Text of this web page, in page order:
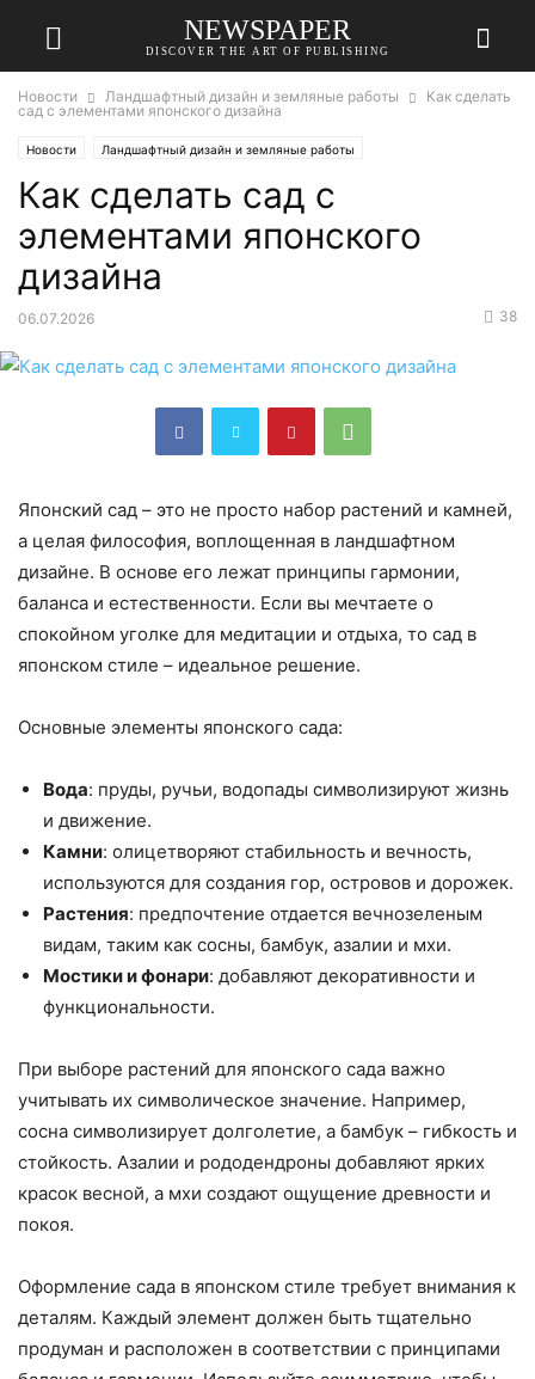
NEWSPAPER
DISCOVER THE ART OF PUBLISHING
Новости Ландшафтный дизайн и земляные работы
Как сделать
сад с элементами японского дизайна
Новости Ландшафтный дизайн и земляные работы
Как сделать сад с
элементами японского
дизайна
06.07.2026 38
Японский сад – это не просто набор растений и камней,
а целая философия, воплощенная в ландшафтном
дизайне. В основе его лежат принципы гармонии,
баланса и естественности. Если вы мечтаете о
спокойном уголке для медитации и отдыха, то сад в
японском стиле – идеальное решение.
Основные элементы японского сада:
Вода: пруды, ручьи, водопады символизируют жизнь
и движение.
Камни: олицетворяют стабильность и вечность,
используются для создания гор, островов и дорожек.
Растения: предпочтение отдается вечнозеленым
видам, таким как сосны, бамбук, азалии и мхи.
Мостики и фонари: добавляют декоративности и
функциональности.
При выборе растений для японского сада важно
учитывать их символическое значение. Например,
сосна символизирует долголетие, а бамбук – гибкость и
стойкость. Азалии и рододендроны добавляют ярких
красок весной, а мхи создают ощущение древности и
покоя.
Оформление сада в японском стиле требует внимания к
деталям. Каждый элемент должен быть тщательно
продуман и расположен в соответствии с принципами